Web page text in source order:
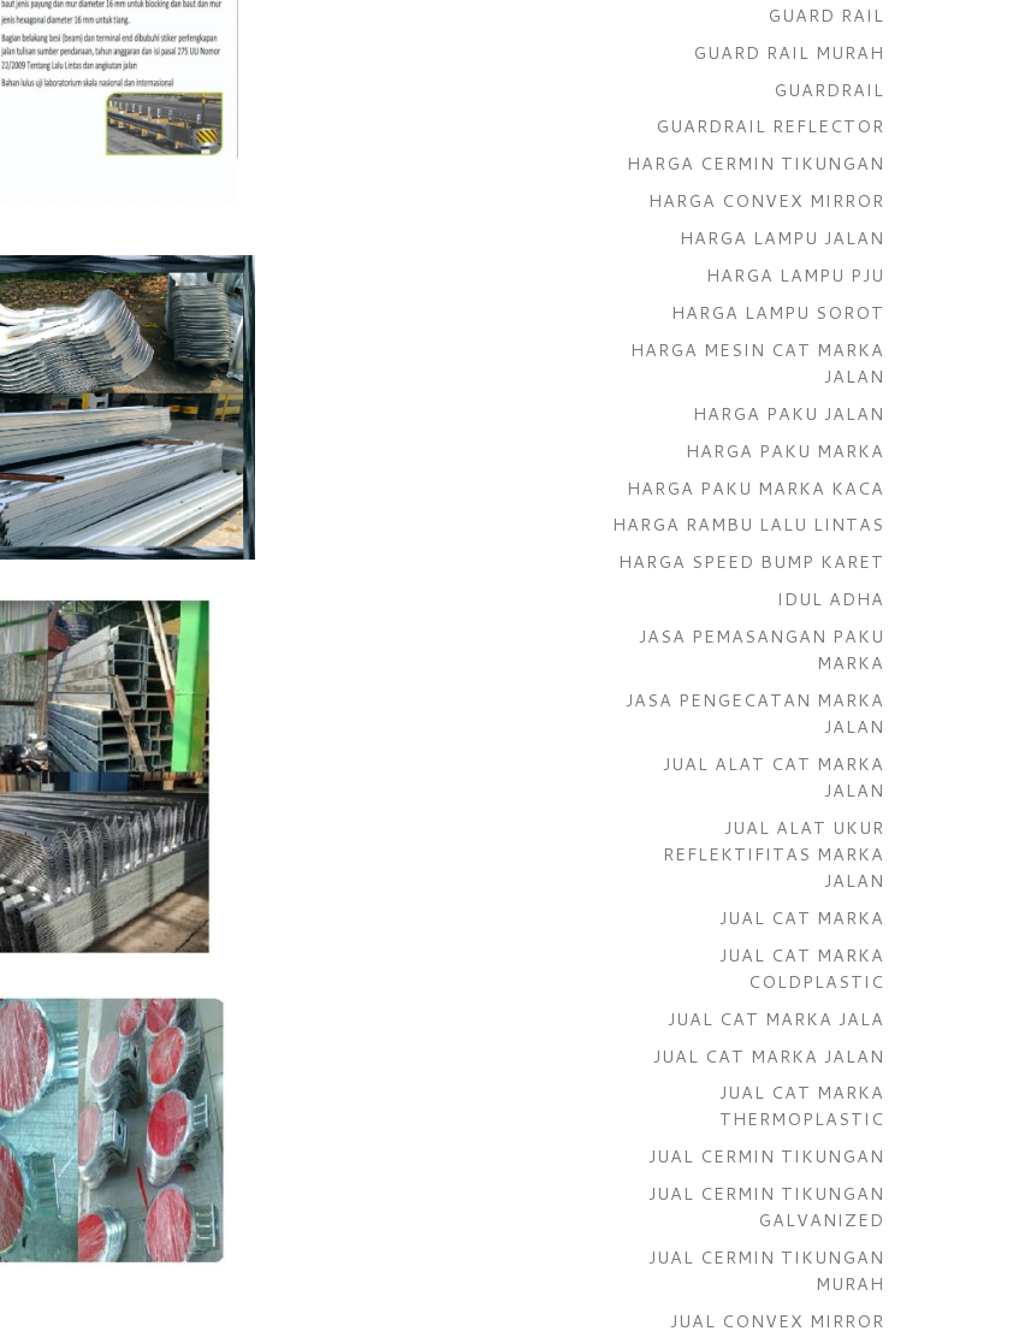
GUARD RAIL
GUARD RAIL MURAH
GUARDRAIL
GUARDRAIL REFLECTOR
HARGA CERMIN TIKUNGAN
HARGA CONVEX MIRROR
HARGA LAMPU JALAN
HARGA LAMPU PJU
HARGA LAMPU SOROT
HARGA MESIN CAT MARKA
JALAN
HARGA PAKU JALAN
HARGA PAKU MARKA
HARGA PAKU MARKA KACA
HARGA RAMBU LALU LINTAS
HARGA SPEED BUMP KARET
IDUL ADHA
JASA PEMASANGAN PAKU
MARKA
JASA PENGECATAN MARKA
JALAN
JUAL ALAT CAT MARKA
JALAN
JUAL ALAT UKUR
REFLEKTIFITAS MARKA
JALAN
JUAL CAT MARKA
JUAL CAT MARKA
COLDPLASTIC
JUAL CAT MARKA JALA
JUAL CAT MARKA JALAN
JUAL CAT MARKA
THERMOPLASTIC
JUAL CERMIN TIKUNGAN
JUAL CERMIN TIKUNGAN
GALVANIZED
JUAL CERMIN TIKUNGAN
MURAH
JUAL CONVEX MIRROR